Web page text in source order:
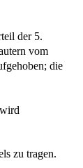
der 5.
vom
die
zu tragen.